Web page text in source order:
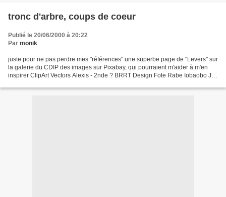
tronc d'arbre, coups de coeur
Publié le 20/06/2000 à 20:22
Par monik
juste pour ne pas perdre mes "références" une superbe page de "Levers" sur
la galerie du CDIP des images sur Pixabay, qui pourraient m'aider à m'en
inspirer ClipArt Vectors Alexis - 2nde ? BRRT Design Fote Rabe Iobaobo Jay